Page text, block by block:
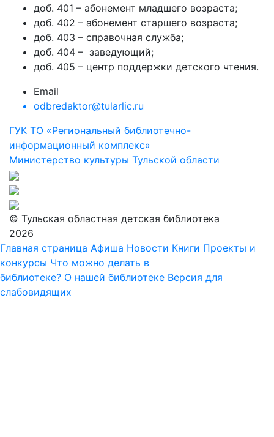
доб. 401 – абонемент младшего возраста;
доб. 402 – абонемент старшего возраста;
доб. 403 – справочная служба;
доб. 404 – заведующий;
доб. 405 – центр поддержки детского чтения.
Email
odbredaktor@tularlic.ru
ГУК ТО «Региональный библиотечно-
информационный комплекс»
Министерство культуры Тульской области
© Тульская областная детская библиотека
2026
Главная страница Афиша Новости Книги Проекты и
конкурсы Что можно делать в
библиотеке? О нашей библиотеке Версия для
слабовидящих